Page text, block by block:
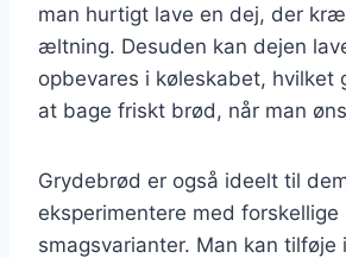
man hurtigt lave en dej, der
æltning. Desuden kan dejen
opbevares i køleskabet, hvilket
at bage friskt brød, når man
Grydebrød er også ideelt til
eksperimentere med forskellige
smagsvarianter. Man kan tilføje